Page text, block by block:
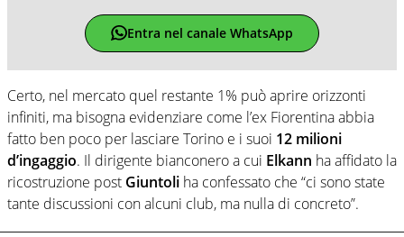
Entra nel canale WhatsApp
Certo, nel mercato quel restante 1% può aprire orizzonti
infiniti, ma bisogna evidenziare come l’ex Fiorentina abbia
fatto ben poco per lasciare Torino e i suoi 12 milioni
d’ingaggio. Il dirigente bianconero a cui Elkann ha affidato la
ricostruzione post Giuntoli ha confessato che “ci sono state
tante discussioni con alcuni club, ma nulla di concreto”.